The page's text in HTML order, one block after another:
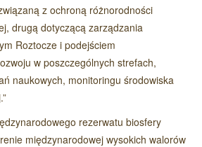
z ochroną różnorodności
drugą dotyczącą zarządzania
Roztocze i podejściem
w poszczególnych strefach,
naukowych, monitoringu środowiska
rezerwatu biosfery
międzynarodowej wysokich walorów